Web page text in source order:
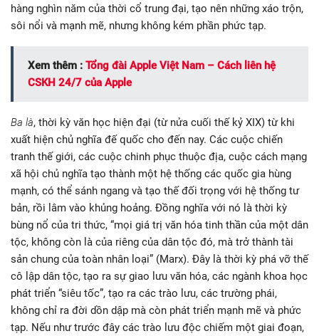
hàng nghìn năm của thời cổ trung đại, tạo nên những xáo trộn,
sôi nổi và mạnh mẽ, nhưng không kém phần phức tạp.
Xem thêm : Tổng đài Apple Việt Nam – Cách liên hệ
CSKH 24/7 của Apple
Ba là, thời kỳ văn học hiện đại (từ nửa cuối thế kỷ XIX) từ khi
xuất hiện chủ nghĩa đế quốc cho đến nay. Các cuộc chiến
tranh thế giới, các cuộc chinh phục thuộc địa, cuộc cách mạng
xã hội chủ nghĩa tạo thành một hệ thống các quốc gia hùng
mạnh, có thể sánh ngang và tạo thế đối trọng với hệ thống tư
bản, rồi lâm vào khủng hoảng. Đồng nghĩa với nó là thời kỳ
bùng nổ của tri thức, “mọi giá trị văn hóa tinh thần của một dân
tộc, không còn là của riêng của dân tộc đó, mà trở thành tài
sản chung của toàn nhân loại” (Marx). Đây là thời kỳ phá vỡ thế
cô lập dân tộc, tạo ra sự giao lưu văn hóa, các ngành khoa học
phát triển “siêu tốc”, tạo ra các trào lưu, các trường phái,
không chỉ ra đời dồn dập mà còn phát triển mạnh mẽ và phức
tạp. Nếu như trước đây các trào lưu độc chiếm một giai đoạn,